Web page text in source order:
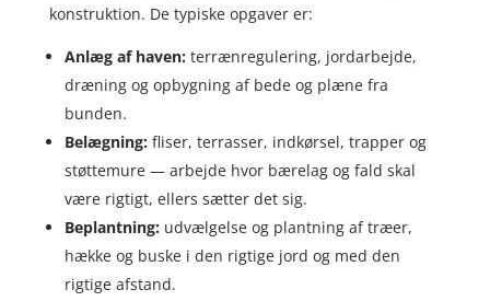
konstruktion. De typiske opgaver er:
Anlæg af haven:terrænregulering, jordarbejde,
dræning og opbygning af bede og plæne fra
bunden.
Belægning:fliser, terrasser, indkørsel, trapper og
støttemure — arbejde hvor bærelag og fald skal
være rigtigt, ellers sætter det sig.
Beplantning:udvælgelse og plantning af træer,
hække og buske i den rigtige jord og med den
rigtige afstand.